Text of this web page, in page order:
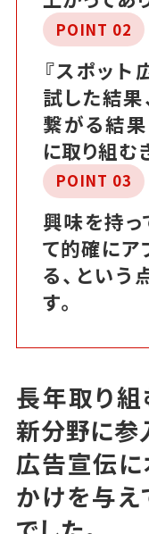
POINT 02
『スポット
試した結果
繋がる結
に取り組む
POINT 03
興味を持っ
て的確にア
る、という
す。
長年取り組
新分野に参
広告宣伝に
かけを与え